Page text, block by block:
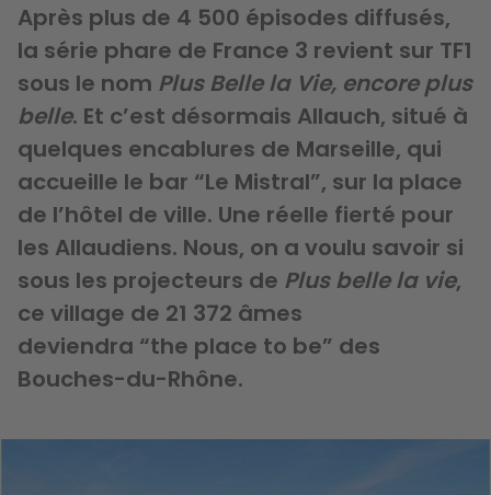
Après plus de 4 500 épisodes diffusés,
la série phare de France 3 revient sur TF1
sous le nom Plus Belle la Vie, encore plus
belle. Et c’est désormais Allauch, situé à
quelques encablures de Marseille, qui
accueille le bar “Le Mistral”, sur la place
de l’hôtel de ville. Une réelle fierté pour
les Allaudiens. Nous, on a voulu savoir si
sous les projecteurs de Plus belle la vie,
ce village de 21 372 âmes
deviendra “the place to be” des
Bouches-du-Rhône.